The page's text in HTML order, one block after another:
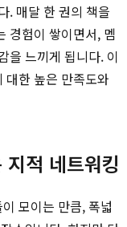
. 매달 한 권의 책을
경험이 쌓이면서, 멤
을 느끼게 됩니다. 이
대한 높은 만족도와
적 네트워킹
모이는 만큼, 폭넓